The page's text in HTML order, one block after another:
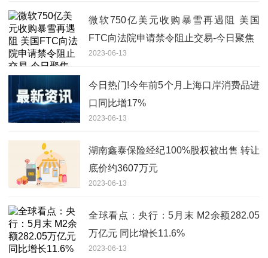
微软750亿美元收购暴雪再遇阻 美国
FTC向法院申请禁令阻止交易-今日聚焦
2023-06-13
今日热门!今年前5个月上海口岸消费品进
口同比增17%
2023-06-13
湖南鑫泰保险经纪100%股权被出售 转让
底价约3607万元
2023-06-13
全球看点：央行：5月末 M2余额282.05
万亿元 同比增长11.6%
2023-06-13